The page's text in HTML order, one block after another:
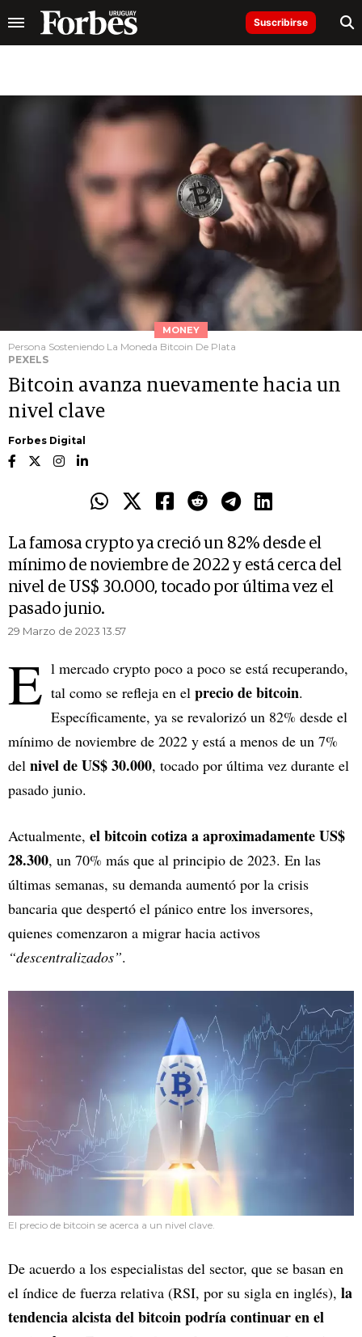
Suscribirse
MONEY
Persona Sosteniendo La Moneda Bitcoin De Plata
PEXELS
Bitcoin avanza nuevamente hacia un
nivel clave
Forbes Digital
La famosa crypto ya creció un 82% desde el
mínimo de noviembre de 2022 y está cerca del
nivel de US$ 30.000, tocado por última vez el
pasado junio.
29 Marzo de 2023 13.57
E l mercado crypto poco a poco se está recuperando,
tal como se refleja en el precio de bitcoin.
Específicamente, ya se revalorizó un 82% desde el
mínimo de noviembre de 2022 y está a menos de un 7%
del nivel de US$ 30.000, tocado por última vez durante el
pasado junio.
Actualmente, el bitcoin cotiza a aproximadamente US$
28.300, un 70% más que al principio de 2023. En las
últimas semanas, su demanda aumentó por la crisis
bancaria que despertó el pánico entre los inversores,
quienes comenzaron a migrar hacia activos
“descentralizados”.
El precio de bitcoin se acerca a un nivel clave.
De acuerdo a los especialistas del sector, que se basan en
el índice de fuerza relativa (RSI, por su sigla en inglés), la
tendencia alcista del bitcoin podría continuar en el